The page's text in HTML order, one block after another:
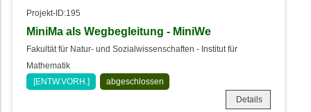
Projekt-ID:195
MiniMa als Wegbegleitung - MiniWe
Fakultät für Natur- und Sozialwissenschaften - Institut für
Mathematik
[ENTW.VORH.]
abgeschlossen
Details